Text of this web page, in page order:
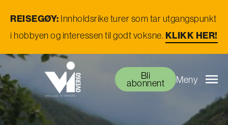
REISEGØY: Innholdsrike turer som tar utgangspunkt
i hobbyen og interessen til godt voksne.KLIKK HER!
Bli
abonnent Meny